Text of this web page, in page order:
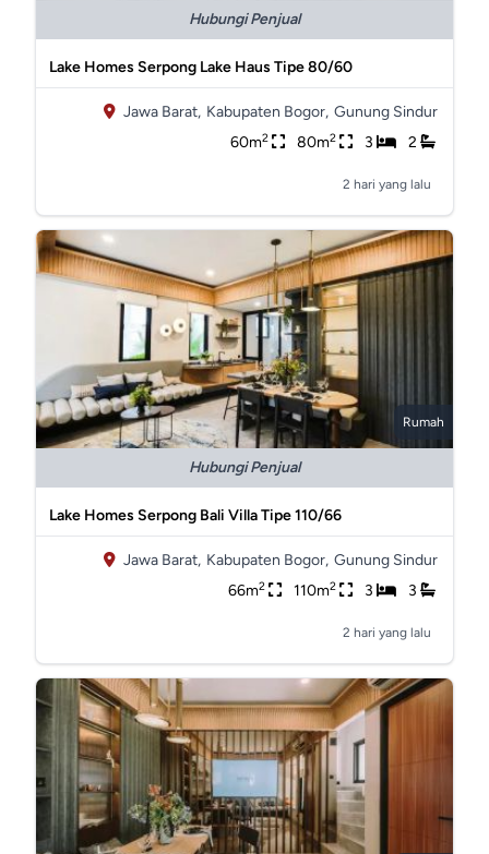
Hubungi Penjual
Lake Homes Serpong Lake Haus Tipe 80/60
Jawa Barat, Kabupaten Bogor, Gunung Sindur
60m2 80m2 3 2
2 hari yang lalu
Rumah
Hubungi Penjual
Lake Homes Serpong Bali Villa Tipe 110/66
Jawa Barat, Kabupaten Bogor, Gunung Sindur
66m2 110m2 3 3
2 hari yang lalu